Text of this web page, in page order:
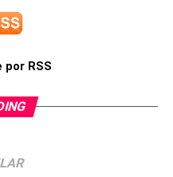
por RSS